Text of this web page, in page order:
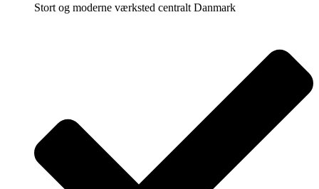
Stort og moderne værksted centralt Danmark